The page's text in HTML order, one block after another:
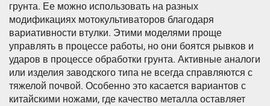
грунта. Ее можно использовать на разных
модификациях мотокультиваторов благодаря
вариативности втулки. Этими моделями проще
управлять в процессе работы, но они боятся рывков и
ударов в процессе обработки грунта. Активные аналоги
или изделия заводского типа не всегда справляются с
тяжелой почвой. Особенно это касается вариантов с
китайскими ножами, где качество металла оставляет